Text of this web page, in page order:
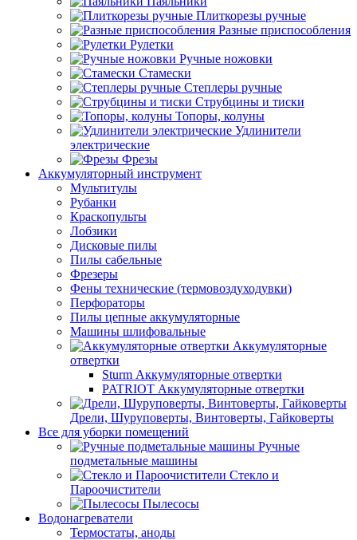
Плиткорезы ручные
Разные приспособления
Рулетки
Ручные ножовки
Стамески
Степлеры ручные
Струбцины и тиски
Топоры, колуны
Удлинители
электрические
Фрезы
Аккумуляторный инструмент
Мультитулы
Рубанки
Краскопульты
Лобзики
Дисковые пилы
Пилы сабельные
Фрезеры
Фены технические (термовоздуходувки)
Перфораторы
Пилы цепные аккумуляторные
Машины шлифовальные
Аккумуляторные
отвертки
Sturm Аккумуляторные отвертки
PATRIOT Аккумуляторные отвертки
Дрели, Шуруповерты, Винтоверты, Гайковерты
Все для уборки помещений
Ручные
подметальные машины
Стекло и
Пароочистители
Пылесосы
Водонагреватели
Термостаты, аноды